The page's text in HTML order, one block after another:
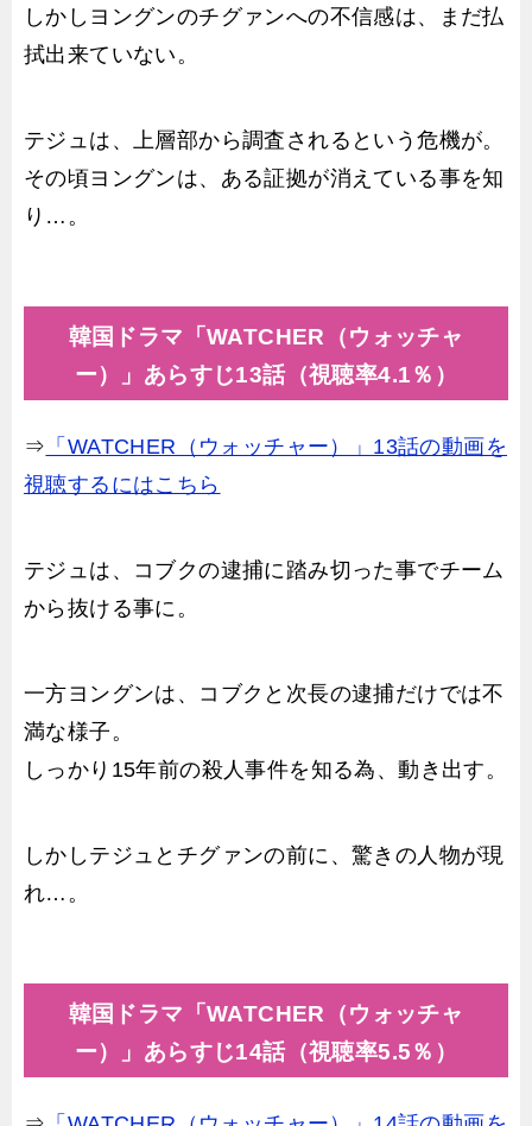
しかしヨングンのチグァンへの不信感は、まだ払
拭出来ていない。
テジュは、上層部から調査されるという危機が。
その頃ヨングンは、ある証拠が消えている事を知
り…。
韓国ドラマ「WATCHER（ウォッチャ
ー）」あらすじ13話（視聴率4.1％）
⇒ 「WATCHER（ウォッチャー）」13話の動画を
視聴するにはこちら
テジュは、コブクの逮捕に踏み切った事でチーム
から抜ける事に。
一方ヨングンは、コブクと次長の逮捕だけでは不
満な様子。
しっかり15年前の殺人事件を知る為、動き出す。
しかしテジュとチグァンの前に、驚きの人物が現
れ…。
韓国ドラマ「WATCHER（ウォッチャ
ー）」あらすじ14話（視聴率5.5％）